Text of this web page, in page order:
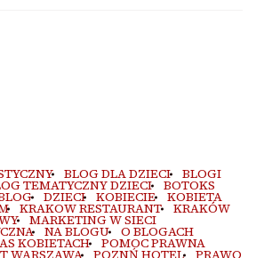
BLOG DLA DZIECI BLOGI
TEMATYCZNY DZIECI BOTOKS
DZIECI KOBIECIE KOBIETA
KRAKOW RESTAURANT KRAKÓW
MARKETING W SIECI
NA BLOGU O BLOGACH
KOBIETACH POMOC PRAWNA